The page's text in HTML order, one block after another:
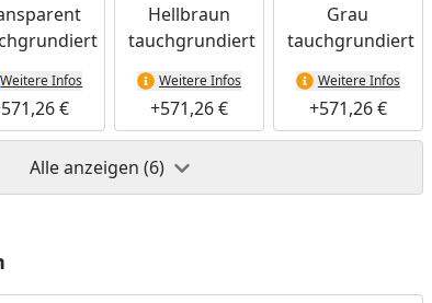
Weitere Infos
€
Hellbraun
tauchgrundiert
Weitere Infos
+571,26 €
Grau
tauchgrundiert
Weitere Infos
+571,26 €
Alle anzeigen (6)